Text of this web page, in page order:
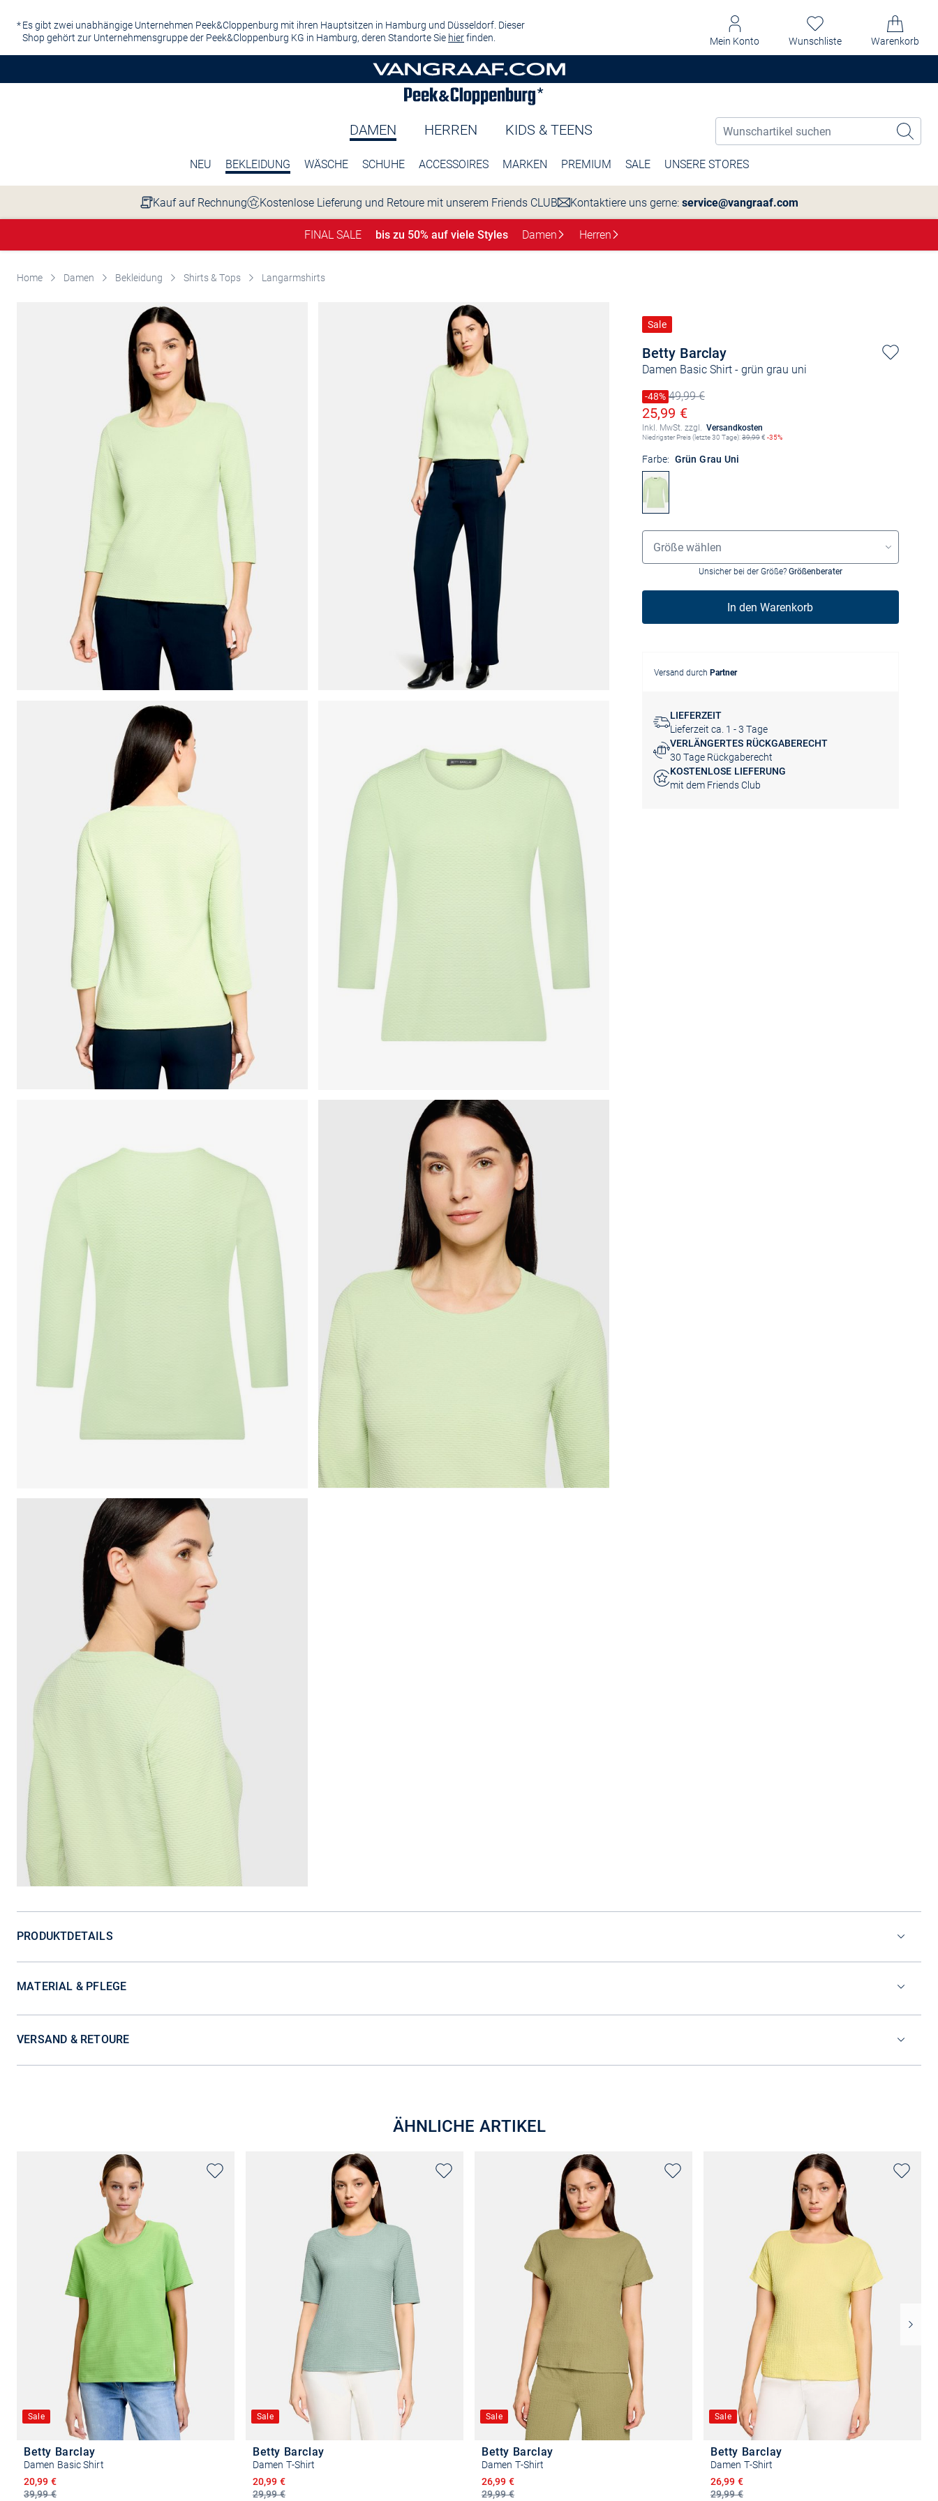
Es gibt zwei unabhängige Unternehmen Peek&Cloppenburg mit ihren Hauptsitzen in Hamburg und Düsseldorf. Dieser
Shop gehört zur Unternehmensgruppe der Peek&Cloppenburg KG in Hamburg, deren Standorte Sie hierfinden. Mein Konto Wunschliste Warenkorb
DAMEN HERREN KIDS & TEENS
NEU BEKLEIDUNG WÄSCHE SCHUHE ACCESSOIRES MARKEN PREMIUM SALE UNSERE STORES
Kauf auf Rechnung Kostenlose Lieferung und Retoure mit unserem Friends CLUB Kontaktiere uns gerne: service@vangraaf.com
FINAL SALE bis zu 50% auf viele Styles Damen Herren
Home Damen Bekleidung Shirts & Tops Langarmshirts
Betty Barclay
Damen Basic Shirt- grün grau uni
Sale
Preis reduziert um
-48%
Alter Preis49,99 €
Ermäßigter Preis
25,99 €
Inkl. MwSt. zzgl. Versandkosten
Niedrigster Preis (letzte 30 Tage):39,99€ -35%
Farbe: Grün Grau Uni
Größenauswahl
Größe wählen
Unsicher bei der Größe? Größenberater
In den Warenkorb
Versand durch Partner
LIEFERZEIT
Lieferzeit ca. 1 - 3 Tage
VERLÄNGERTES RÜCKGABERECHT
30 Tage Rückgaberecht
KOSTENLOSE LIEFERUNG
mit dem Friends Club
PRODUKTDETAILS
MATERIAL & PFLEGE
VERSAND & RETOURE
ÄHNLICHE ARTIKEL
Sale
Betty Barclay
Damen Basic Shirt
39,99 €
Ermäßigter Preis
20,99 €
Sale
Betty Barclay
Damen T-Shirt
29,99 €
Ermäßigter Preis
20,99 €
Sale
Betty Barclay
Damen T-Shirt
29,99 €
Ermäßigter Preis
26,99 €
Sale
Betty Barclay
Damen T-Shirt
29,99 €
Ermäßigter Preis
26,99 €